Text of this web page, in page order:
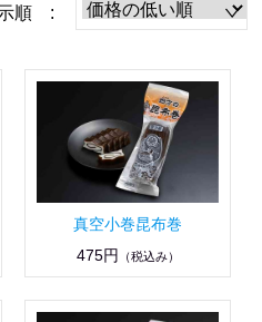
順 :
真空小巻昆布巻
475円
（税込み）